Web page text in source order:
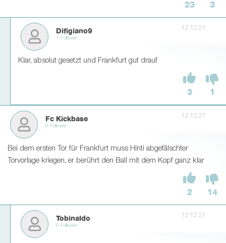
23 3
Difigiano9
1 Follower
12.12.21
Klar, absolut gesetzt und Frankfurt gut drauf
3 1
Fc Kickbase
0 Follower
12.12.21
Bei dem ersten Tor für Frankfurt muss Hinti abgefälschter
Torvorlage kriegen, er berührt den Ball mit dem Kopf ganz klar
2 14
Tobinaldo
0 Follower
12.12.21